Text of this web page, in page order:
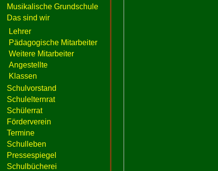
Musikalische Grundschule
Das sind wir
Lehrer
Pädagogische Mitarbeiter
Weitere Mitarbeiter
Angestellte
Klassen
Schulvorstand
Schulelternrat
Schülerrat
Förderverein
Termine
Schulleben
Pressespiegel
Schulbücherei